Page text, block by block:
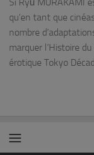
qu’en tant que
nombre
marquer l’Histoire
érotique Tokyo